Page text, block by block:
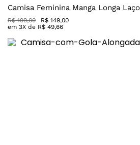
Camisa Feminina Manga Longa Laço
R$ 199,00 R$ 149,00
em 3X de R$ 49,66